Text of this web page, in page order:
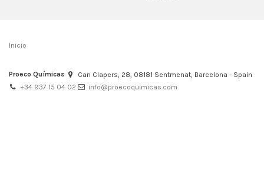
Inicio
Proeco Químicas
Can Clapers, 28, 08181 Sentmenat, Barcelona - Spain
+34 937 15 04 02
info@proecoquimicas.com